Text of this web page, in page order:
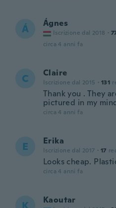
Á Ágnes
Iscrizione dal 2018 ·
circa 4 anni fa
C Claire
Iscrizione dal 2015 · 131
Thank you . They
pictured in my
circa 4 anni fa
E Erika
Iscrizione dal 2017 · 17
Looks cheap.
circa 4 anni fa
Kaoutar